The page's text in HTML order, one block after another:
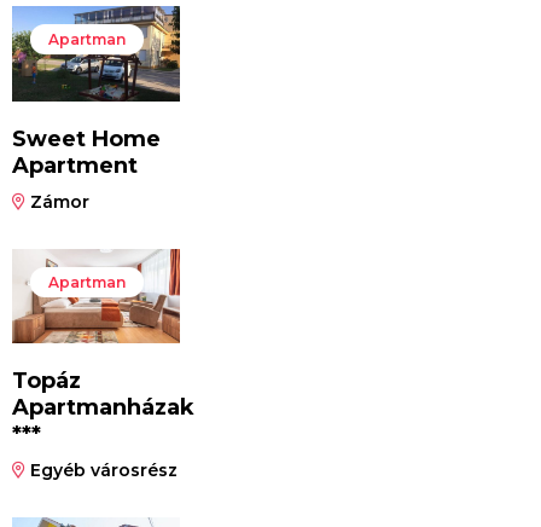
Apartman
Sweet Home
Apartment
Zámor
Apartman
Topáz
Apartmanházak
***
Egyéb városrész